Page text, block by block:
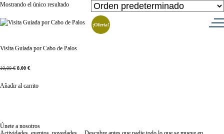
Mostrando el único resultado
¡Oferta!
Visita Guiada por Cabo de Palos
10,00€ 8,00 €
Añadir al carrito
Únete a nosotros